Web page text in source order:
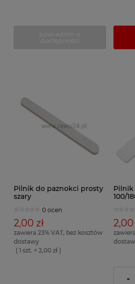
Pilnik do paznokci prosty
szary
0 ocen
2,00 zł
zawiera 23% VAT, bez kosztów
dostawy
( 1 szt. = 2,00 zł )
Pilnik
100/
2,00
-